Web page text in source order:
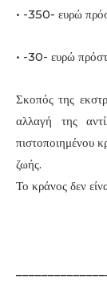
• -350- ευρώ
• -30- ευρώ
Σκοπός της
αλλαγή της
πιστοποιημένου
ζωής.
Το κράνος δεν